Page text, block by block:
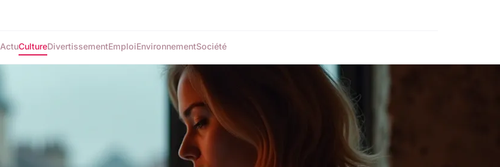
ActuCultureDivertissementEmploiEnvironnementSociété